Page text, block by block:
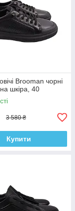
Brooman чорні
шкіра, 40
3 580 ₴
Купити